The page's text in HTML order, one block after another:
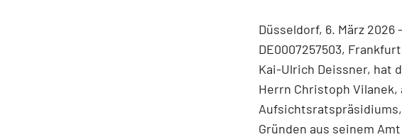
Düsseldorf, 6. März 2026
DE0007257503,
Kai-Ulrich Deissner, hat
Herrn Christoph
Gründen aus seinem